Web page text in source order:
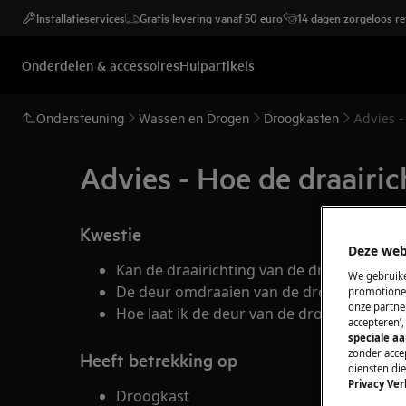
Installatieservices Gratis levering vanaf 50 euro 14 dagen zorgeloos
Onderdelen & accessoiresHulpartikels
Ondersteuning Wassen en Drogen Droogkasten Advies
Advies - Hoe de
Kwestie
Kan de draairichting van de
De deur omdraaien van de droogkast.
Hoe laat ik de deur van de droogkast
Heeft betrekking op
Droogkast
Deze
We
onze
speciale
zonder
diensten
Privacy